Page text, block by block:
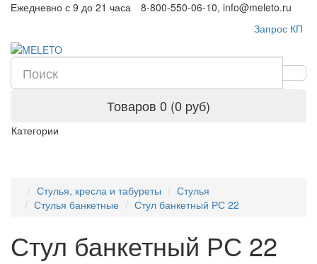
Ежедневно с 9 до 21 часа
8-800-550-06-10, info@meleto.ru
Запрос КП
Товаров 0 (0 pуб)
Категории
Стулья, кресла и табуреты
Стулья
Стулья банкетные
Стул банкетный РС 22
Стул банкетный РС 22